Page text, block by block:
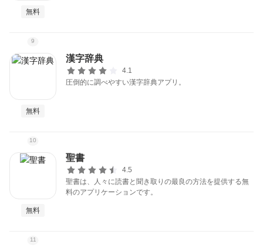
無料
9
無料
漢字辞典
4.1
圧倒的に調べやすい漢字辞典アプリ。
10
無料
聖書
4.5
聖書は、人々に読書と聞き取りの最良の方法を提供する無
料のアプリケーションです。
11